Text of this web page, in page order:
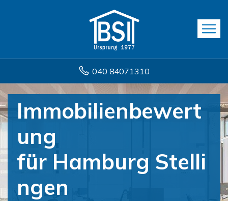
040 84071310
Immobilienbewert
ung
für Hamburg Stelli
ngen